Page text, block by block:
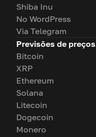
Shiba Inu
No WordPress
Via Telegram
Previsões de preços
Bitcoin
XRP
Ethereum
Solana
Litecoin
Dogecoin
Monero